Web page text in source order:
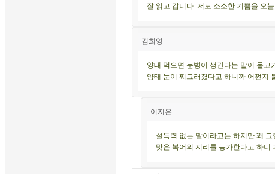
잘 읽고 갑니다. 저도 소소한 기쁨을 오
김희영
양태 먹으면 눈병이 생긴다는 말이 물고
양태 눈이 찌그러졌다고 하니까 어쩐지
이지은
설득력 없는 말이라고는 하지만 꽤
맛은 복어의 지리를 능가한다고 하니